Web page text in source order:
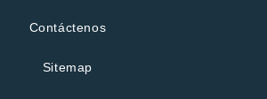
Contáctenos
Sitemap